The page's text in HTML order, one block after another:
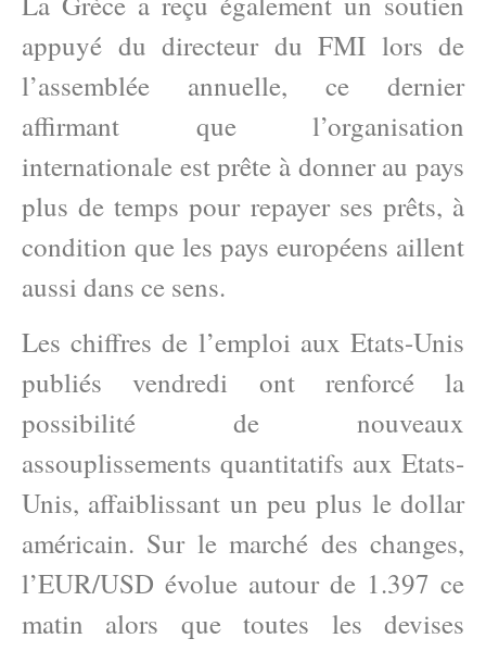
appuyé du directeur du FMI lors de
l’assemblée annuelle, ce dernier
affirmant que l’organisation
internationale est prête à donner au pays
plus de temps pour repayer ses prêts, à
condition que les pays européens aillent
aussi dans ce sens.
Les chiffres de l’emploi aux Etats-Unis
publiés vendredi ont renforcé la
possibilité de nouveaux
assouplissements quantitatifs aux Etats-
Unis, affaiblissant un peu plus le dollar
américain. Sur le marché des changes,
l’EUR/USD évolue autour de 1.397 ce
matin alors que toutes les devises